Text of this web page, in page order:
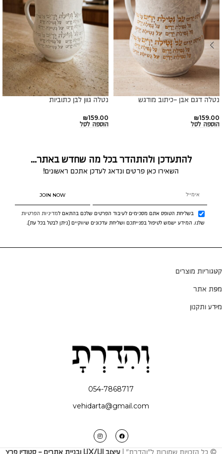
נטלה דגם אבן -כיתוב מודגש
₪159.00
הוספה לסל
נטלה גוון לבן כתוביות
₪159.00
הוספה לסל
להתעדכן ולהתהדר בכל מה שחדש באתר...
השאירו כאן פרטים ונדאג לעדכן אתכם ראשונים!
בשליחת הטופס אתם מסכימים לעיבוד הפרטים שלכם בהתאם למדיניות הפרטיות
שלנו. המידע ישמש לטיפול בפנייתכם ושליחת עדכונים שיווקיים (ניתן לבטל בכל עת).
JOIN NOW
קטגוריות מוצרים
מפת אתר
מידע ותקנון
054-7868717
vehidarta@gmail.com
© כל הזכויות שמורות ל"והדרת" | עיצוב UX/UI ובניית אתרים - סטודיו פרץ